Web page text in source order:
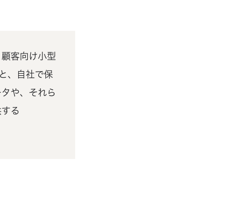
客向け小型
、自社で保
や、それら
る